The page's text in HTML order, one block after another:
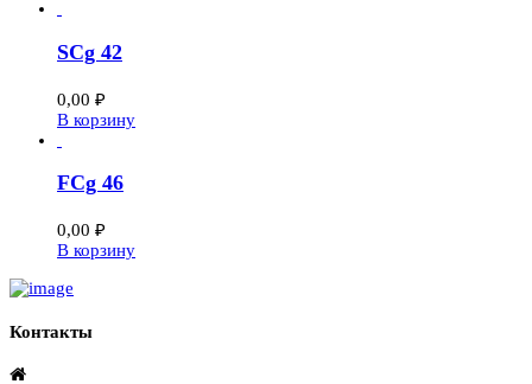
SCg 42
0,00 ₽
В корзину
FCg 46
0,00 ₽
В корзину
Контакты